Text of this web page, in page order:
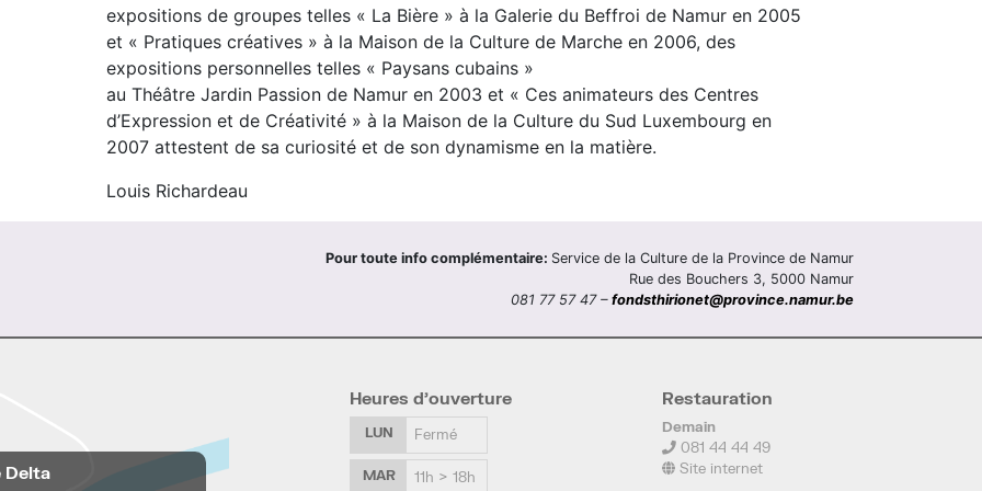
expositions de groupes telles « La Bière » à la Galerie du Beffroi de Namur en 2005
et « Pratiques créatives » à la Maison de la Culture de Marche en 2006, des
expositions personnelles telles « Paysans cubains »
au Théâtre Jardin Passion de Namur en 2003 et « Ces animateurs des Centres
d’Expression et de Créativité » à la Maison de la Culture du Sud Luxembourg en
2007 attestent de sa curiosité et de son dynamisme en la matière.
Louis Richardeau
Pour toute info complémentaire: Service de la Culture de la Province de Namur
Rue des Bouchers 3, 5000 Namur
081 77 57 47 – fondsthirionet@province.namur.be
Delta
Heures d’ouverture
LUN Fermé
MAR 11h > 18h
Restauration
Demain
081 44 44 49
Site internet